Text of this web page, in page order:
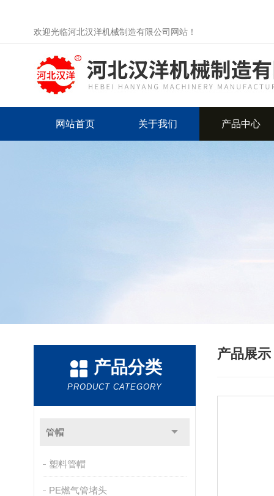
欢迎光临河北汉洋机械制造有限公司网站！
网站首页 关于我们 产品中心
产品分类
PRODUCT CATEGORY
管帽
塑料管帽
PE燃气管堵头
产品展示